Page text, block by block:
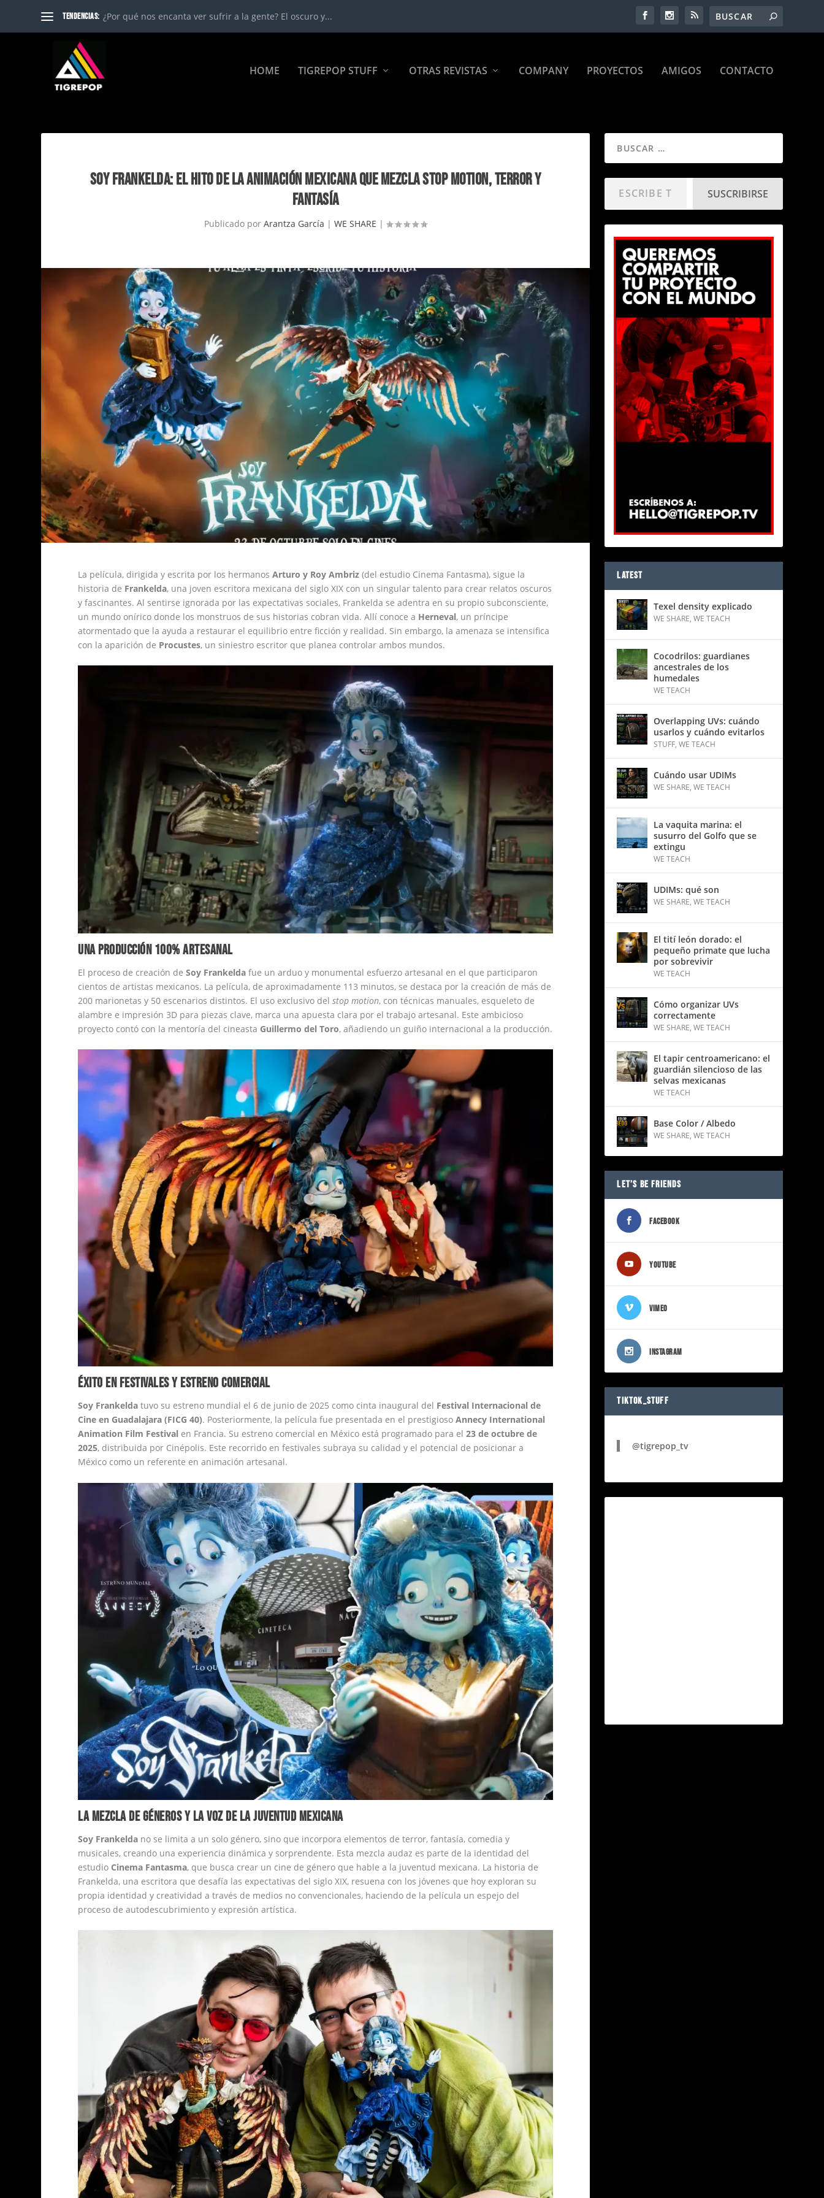
TENDENCIAS: ¿Por qué nos encanta ver sufrir a la gente? El oscuro y...
HOME TIGREPOP STUFF OTRAS REVISTAS COMPANY PROYECTOS AMIGOS CONTACTO
SOY FRANKELDA: EL HITO DE LA ANIMACIÓN MEXICANA QUE MEZCLA STOP MOTION, TERROR Y
FANTASÍA
Publicado porArantza García |WE SHARE |
La película, dirigida y escrita por los hermanosArturo y Roy Ambriz (del estudio Cinema Fantasma), sigue la
historia de Frankelda, una joven escritora mexicana del siglo XIX con un singular talento para crear relatos oscuros
y fascinantes. Al sentirse ignorada por las expectativas sociales, Frankelda se adentra en su propio subconsciente,
un mundo onírico donde los monstruos de sus historias cobran vida. Allí conoce a Herneval, un príncipe
atormentado que la ayuda a restaurar el equilibrio entre ficción y realidad. Sin embargo, la amenaza se intensifica
con la aparición de Procustes, un siniestro escritor que planea controlar ambos mundos.
UNA PRODUCCIÓN 100% ARTESANAL
El proceso de creación deSoy Frankelda fue un arduo y monumental esfuerzo artesanal en el que participaron
cientos de artistas mexicanos. La película, de aproximadamente 113 minutos, se destaca por la creación de más de
200 marionetas y 50 escenarios distintos. El uso exclusivo delstop motion, con técnicas manuales, esqueleto de
alambre e impresión 3D para piezas clave, marca una apuesta clara por el trabajo artesanal. Este ambicioso
proyecto contó con la mentoría del cineasta Guillermo del Toro, añadiendo un guiño internacional a la producción.
ÉXITO EN FESTIVALES Y ESTRENO COMERCIAL
Soy Frankelda tuvo su estreno mundial el 6 de junio de 2025 como cinta inaugural del Festival Internacional de
Cine en Guadalajara (FICG 40). Posteriormente, la película fue presentada en el prestigiosoAnnecy International
Animation Film Festival en Francia. Su estreno comercial en México está programado para el23 de octubre de
2025, distribuida por Cinépolis. Este recorrido en festivales subraya su calidad y el potencial de posicionar a
México como un referente en animación artesanal.
LA MEZCLA DE GÉNEROS Y LA VOZ DE LA JUVENTUD MEXICANA
Soy Frankelda no se limita a un solo género, sino que incorpora elementos de terror, fantasía, comedia y
musicales, creando una experiencia dinámica y sorprendente. Esta mezcla audaz es parte de la identidad del
estudio Cinema Fantasma, que busca crear un cine de género que hable a la juventud mexicana. La historia de
Frankelda, una escritora que desafía las expectativas del siglo XIX, resuena con los jóvenes que hoy exploran su
propia identidad y creatividad a través de medios no convencionales, haciendo de la película un espejo del
proceso de autodescubrimiento y expresión artística.
SUSCRIBIRSE
LATEST
Texel density explicado
WE SHARE,WE TEACH
Cocodrilos: guardianes
ancestrales de los
humedales
WE TEACH
Overlapping UVs: cuándo
usarlos y cuándo evitarlos
STUFF,WE TEACH
Cuándo usar UDIMs
WE SHARE,WE TEACH
La vaquita marina: el
susurro del Golfo que se
extingu
WE TEACH
UDIMs: qué son
WE SHARE,WE TEACH
El tití león dorado: el
pequeño primate que lucha
por sobrevivir
WE TEACH
Cómo organizar UVs
correctamente
WE SHARE,WE TEACH
El tapir centroamericano: el
guardián silencioso de las
selvas mexicanas
WE TEACH
Base Color / Albedo
WE SHARE,WE TEACH
LET’S BE FRIENDS
FACEBOOK
YOUTUBE
VIMEO
INSTAGRAM
TIKTOK_STUFF
@tigrepop_tv